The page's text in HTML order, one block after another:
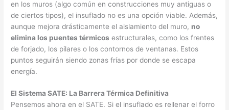
en los muros (algo común en construcciones muy antiguas o
de ciertos tipos), el insuflado no es una opción viable. Además,
aunque mejora drásticamente el aislamiento del muro, no
elimina los puentes térmicos estructurales, como los frentes
de forjado, los pilares o los contornos de ventanas. Estos
puntos seguirán siendo zonas frías por donde se escapa
energía.
El Sistema SATE: La Barrera Térmica Definitiva
Pensemos ahora en el SATE. Si el insuflado es rellenar el forro